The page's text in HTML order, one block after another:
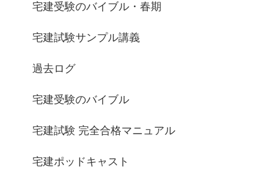
宅建受験のバイブル・春期
宅建試験サンプル講義
過去ログ
宅建受験のバイブル
宅建試験 完全合格マニュアル
宅建ポッドキャスト